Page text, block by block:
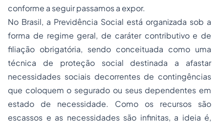
conforme a seguir passamos a expor.
No Brasil, a Previdência Social está organizada sob a
forma de regime geral, de caráter contributivo e de
filiação obrigatória, sendo conceituada como uma
técnica de proteção social destinada a afastar
necessidades sociais decorrentes de contingências
que coloquem o segurado ou seus dependentes em
estado de necessidade. Como os recursos são
escassos e as necessidades são infinitas, a ideia é,